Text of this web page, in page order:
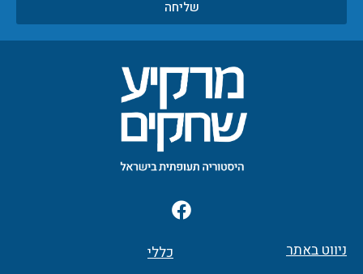
שליחה
F
a
ניווט באתר כללי